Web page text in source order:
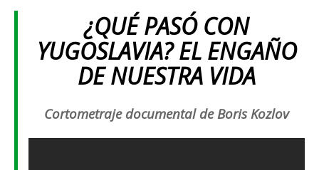
¿QUÉ PASÓ CON
YUGOSLAVIA?EL ENGAÑO
DE NUESTRA VIDA
Cortometraje documental de Boris Kozlov